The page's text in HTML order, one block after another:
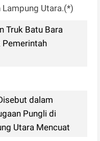
Utara.(*)
Truk Batu Bara
Pemerintah
dalam
Pungli di
Utara Mencuat